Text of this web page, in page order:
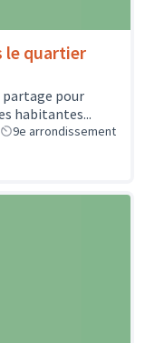
le quartier
partage pour
habitantes...
9e arrondissement